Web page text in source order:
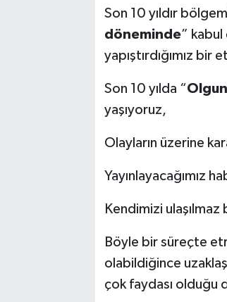
Son 10 yıldır
döneminde” kabul
yapıştırdığımız
Son 10 yılda “
yaşıyoruz,
Olayların üzerine
Yayınlayacağımız
Kendimizi
Böyle bir süreçte
olabildiğince
çok faydası olduğu